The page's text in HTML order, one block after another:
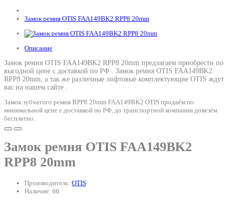
Замок ремня OTIS FAA149BK2 RPP8 20mm
Описание
Замок ремня OTIS FAA149BK2 RPP8 20mm предлагаем приобрести по
выгодной цене с доставкой по РФ . Замок ремня OTIS FAA149BK2
RPP8 20mm, а так же различные лифтовые комплектующие OTIS ждут
вас на нашем сайте .
Замок зубчатого ремня RPP8 20mm FAA149BK2 OTIS продаём по
минимальной цене с доставкой по РФ, до транспортной компании довезём
бесплатно.
Замок ремня OTIS FAA149BK2
RPP8 20mm
Производитель: OTIS
Наличие: 66